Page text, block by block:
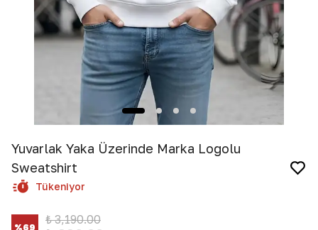
Yuvarlak Yaka Üzerinde Marka Logolu
Sweatshirt
Tükeniyor
%69
₺ 3,190.00